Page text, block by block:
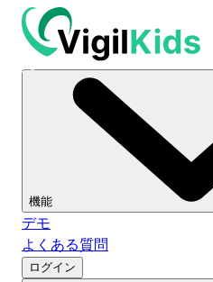
機能
デモ
よくある質問
ログイン